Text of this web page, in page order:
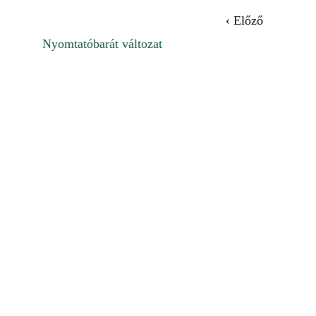
‹ Előző
Nyomtatóbarát változat